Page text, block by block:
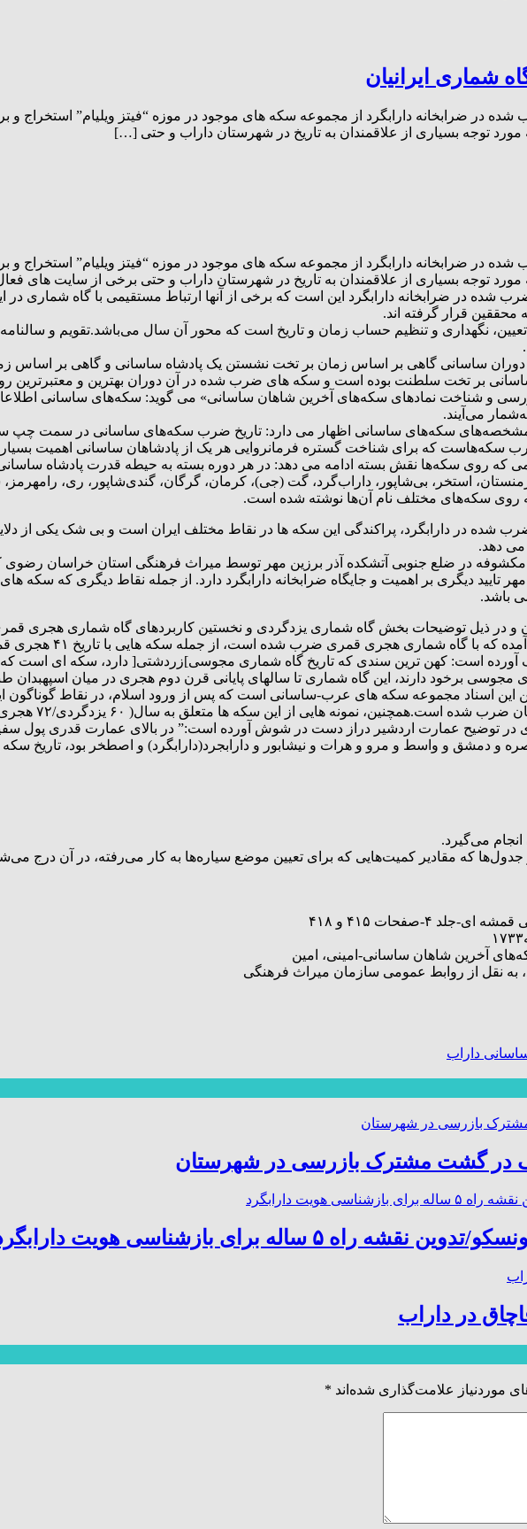
شماری ایرانیان
در ضرابخانه دارابگرد از مجموعه سکه های موجود در موزه “فیتز ویلیام” استخراج و
توجه بسیاری از علاقمندان به تاریخ در شهرستان داراب و حتی […]
در ضرابخانه دارابگرد از مجموعه سکه های موجود در موزه “فیتز ویلیام” استخراج و
توجه بسیاری از علاقمندان به تاریخ در شهرستان داراب و حتی برخی از سایت های
در ضرابخانه دارابگرد این است که برخی از آنها ارتباط مستقیمی با گاه شماری در
قرار گرفته اند.
تعیین، نگهداری و تنظیم حساب زمان و تاریخ است که محور آن سال می‌باشد.تقویم و
در دوران ساسانی گاهی بر اساس زمان بر تخت نشستن یک پادشاه ساسانی و گاهی بر
بر تخت سلطنت بوده است و سکه های ضرب شده در آن دوران بهترین و معتبرترین
و شناخت نمادهای سکه‌های آخرین شاهان ساسانی» می گوید: سکه‌های ساسانی اطلاعات
می‌آیند.
مشخصه‌های سکه‌های ساسانی اظهار می دارد: تاریخ ضرب سکه‌های ساسانی در سمت چپ
سکه‌هاست که برای شناخت گستره فرمانروایی هر یک از پادشاهان ساسانی اهمیت
که روی سکه‌ها نقش بسته ادامه می دهد: در هر دوره بسته به حیطه قدرت پادشاه
استخر، بی‌شاپور، داراب‌گرد، گت (جی)، کرمان، گرگان، گندی‌شاپور، ری،
سکه‌های مختلف نام آن‌ها نوشته شده است.
در دارابگرد، پراکندگی این سکه ها در نقاط مختلف ایران است و بی شک یکی از
می دهد.
در ضلع جنوبی آتشکده آذر برزین مهر توسط میراث فرهنگی استان خراسان
تایید دیگری بر اهمیت و جایگاه ضرابخانه دارابگرد دارد. از جمله نقاط دیگری که سکه
باشد.
و در ذیل توضیحات بخش گاه شماری یزدگردی و نخستین کاربردهای گاه شماری هجری
هجری قمری ضرب شده است، از جمله سکه هایی با تاریخ ۴۱ هجری قمری که در دارابگرد و زرنج ضرب شده اند.
مجوسی برخود دارند، این گاه شماری تا سالهای پایانی قرن دوم هجری در میان اسپهبدان
در توضیح عمارت اردشیر دراز دست در شوش آورده است:” در بالای عمارت قدری پول
و دمشق و واسط و مرو و هرات و نیشابور و دارابجرد(دارابگرد) و اصطخر بود، تاریخ سکه پول یکصد
می‌گیرد.
که مقادیر کمیت‌هایی که برای تعیین موضع سیاره‌ها به کار می‌رفته، در آن درج
۴-صفحات ۴۱۵ و ۴۱۸
آخرین شاهان ساسانی-امینی، امین
به نقل از روابط عمومی سازمان میراث فرهنگی
داراب
در گشت مشترک بازرسی در شهرستان
ساله برای بازشناسی هویت دارابگرد
موردنیاز علامت‌گذاری شده‌اند *